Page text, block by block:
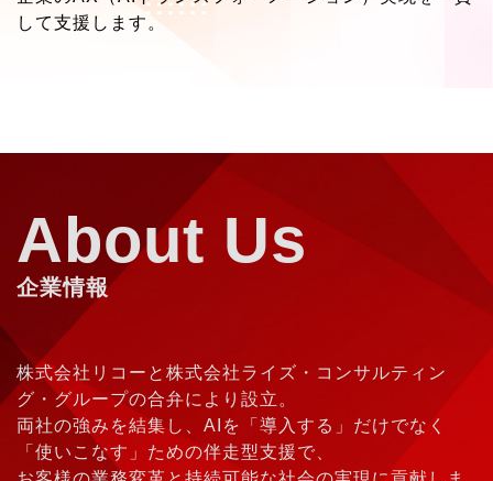
して支援します。
About Us
企業情報
株式会社リコーと株式会社ライズ・コンサルティン
グ・グループの合弁により設立。
両社の強みを結集し、AIを「導入する」だけでなく
「使いこなす」ための伴走型支援で、